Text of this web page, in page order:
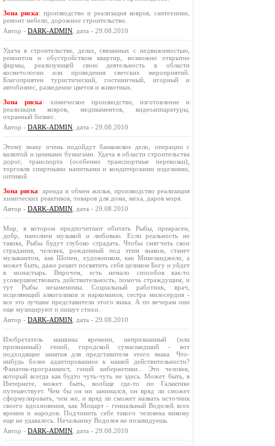
Зона риска: производство и реализация ковров, сантехники,
ремонт мебели, дорожное строительство.
Автор - DARK-ADMIN , дата - 29.08.2010
Удача в строительстве, делах, связанных с недвижимостью,
ремонтом и обустройством квартир, возможно открытие
фирмы, реализующей свою деятельность в области
косметологии или проведения светских мероприятий.
Благоприятен туристический, гостиничный, игорный и
автобизнес, разведение цветов и животных.
Зона риска: химическое производство, изготовление и
реализация ковров, медикаментов, видеоаппаратуры,
охранный бизнес.
Автор - DARK-ADMIN , дата - 29.08.2010
Этому знаку очень подойдут банковское дело, операции с
валютой и ценными бумагами. Удача в области строительства
дорог, транспорта (особенно транспортные перевозки),
торговля спиртными напитками и кондитерскими изделиями,
оптикой
Зона риска: аренда и обмен жилья, производство реализация
химических реактивов, товаров для дома, меха, даров моря.
Автор - DARK-ADMIN , дата - 29.08.2010
Мир, в котором предпочитают обитать Рыбы, прекрасен,
добр, наполнен музыкой и любовью. Если реальность не
такова, Рыбы будут глубоко страдать. Чтобы смягчить свои
страдания, человек, рожденный под этим знаком, станет
музыкантом, как Шопен, художником, как Микеланджело, а
может быть, даже решит посвятить себя целиком Богу и уйдет
в монастырь. Впрочем, есть немало способов как-то
усовершенствовать действительность, помочь страждущим, и
тут Рыбы незаменимы. Социальный работник, врач,
исцеляющий алкоголиков и наркоманов, сестра милосердия -
все это лучшие представители этого знака. А по вечерам они
еще музицируют и пишут стихи.
Автор - DARK-ADMIN , дата - 29.08.2010
Изобретатель машины времени, непризнанный (или
признанный) гений, городской сумасшедший - вот
подходящие занятия для представителя этого знака. Что-
нибудь более адаптированное к нашей действительности?
Фанатик-программист, гений кибернетики... Это человек,
который всегда как будто чуть-чуть не здесь. Может быть, в
Интернете, может быть, вообще где-то по Галактике
путешествует. Чем бы он ни занимался, он вряд ли сможет
сформулировать, чем же, и вряд ли сможет назвать источник
своего вдохновения, как Моцарт - гениальный Водолей всех
времен и народов. Подчинить себе такого человека никому
еще не удавалось. Начальнику Водолея не позавидуешь.
Автор - DARK-ADMIN , дата - 29.08.2010